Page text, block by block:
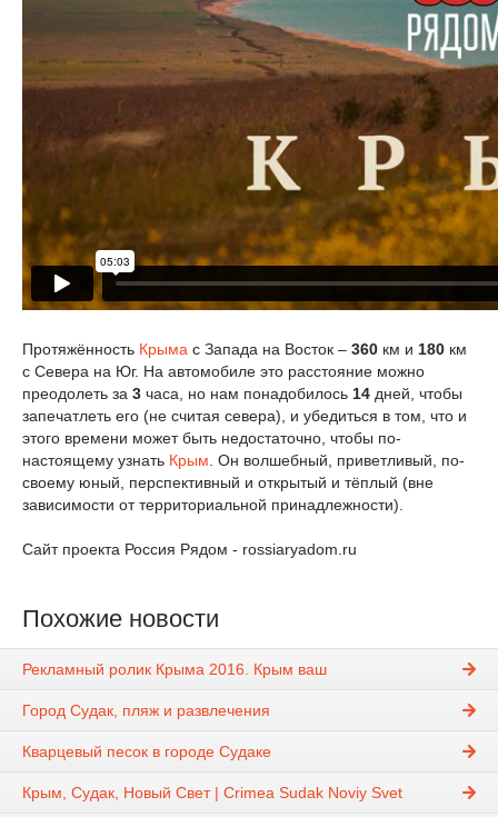
Протяжённость Крыма с Запада на Восток – 360 км и 180 км
с Севера на Юг. На автомобиле это расстояние можно
преодолеть за 3 часа, но нам понадобилось 14 дней, чтобы
запечатлеть его (не считая севера), и убедиться в том, что и
этого времени может быть недостаточно, чтобы по-
настоящему узнать Крым . Он волшебный, приветливый, по-
своему юный, перспективный и открытый и тёплый (вне
зависимости от территориальной принадлежности).
Сайт проекта Россия Рядом - rossiaryadom.ru
Похожие новости
Рекламный ролик Крыма 2016. Крым ваш
Город Судак, пляж и развлечения
Кварцевый песок в городе Судаке
Крым, Судак, Новый Свет | Crimea Sudak Noviy Svet